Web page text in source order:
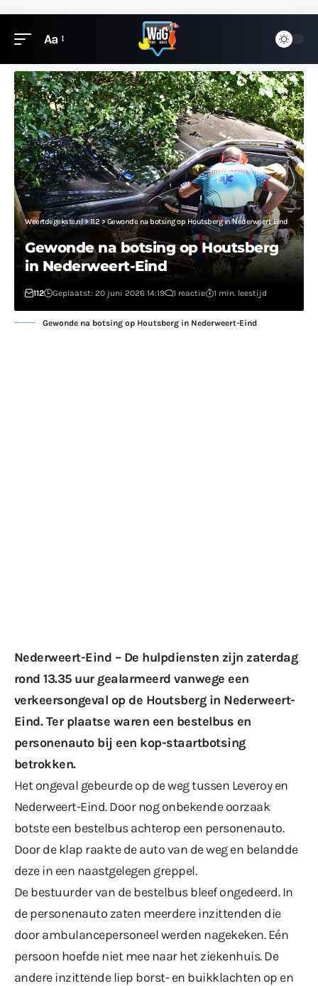
Aa
Weertdegekste.nl>112 >Gewonde na botsing op Houtsberg in Nederweert-Eind
Gewonde na botsing op Houtsberg
in Nederweert-Eind
112 Geplaatst: 20 juni 2026 14:19 1 reactie 1 min. leestijd
Gewonde na botsing op Houtsberg in Nederweert-Eind
Nederweert-Eind – De hulpdiensten zijn zaterdag
rond 13.35 uur gealarmeerd vanwege een
verkeersongeval op de Houtsberg in Nederweert-
Eind. Ter plaatse waren een bestelbus en
personenauto bij een kop-staartbotsing
betrokken.
Het ongeval gebeurde op de weg tussen Leveroy en
Nederweert-Eind. Door nog onbekende oorzaak
botste een bestelbus achterop een personenauto.
Door de klap raakte de auto van de weg en belandde
deze in een naastgelegen greppel.
De bestuurder van de bestelbus bleef ongedeerd. In
de personenauto zaten meerdere inzittenden die
door ambulancepersoneel werden nagekeken. Eén
persoon hoefde niet mee naar het ziekenhuis. De
andere inzittende liep borst- en buikklachten op en